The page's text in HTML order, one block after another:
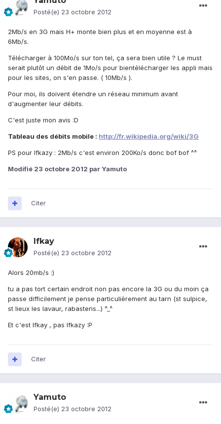
Posté(e) 23 octobre 2012
2Mb/s en 3G mais H+ monte bien plus et en moyenne est à
6Mb/s.
Télécharger à 100Mo/s sur ton tel, ça sera bien utile ? Le must
serait plutôt un débit de 1Mo/s pour bientélécharger les appli mais
pour les sites, on s'en passe. ( 10Mb/s ).
Pour moi, ils doivent étendre un réseau minimum avant
d'augmenter leur débits.
C'est juste mon avis :D
Tableau des débits mobile : http://fr.wikipedia.org/wiki/3G
PS pour Ifkazy : 2Mb/s c'est environ 200Ko/s donc bof bof ^^
Modifié 23 octobre 2012 par Yamuto
Citer
Ifkay
Posté(e) 23 octobre 2012
Alors 20mb/s :)
tu a pas tort certain endroit non pas encore la 3G ou du moin ça
passe difficilement je pense particulièrement au tarn (st sulpice,
st lieux les lavaur, rabastens...) ^_^
Et c'est Ifkay , pas Ifkazy :P
Citer
Yamuto
Posté(e) 23 octobre 2012